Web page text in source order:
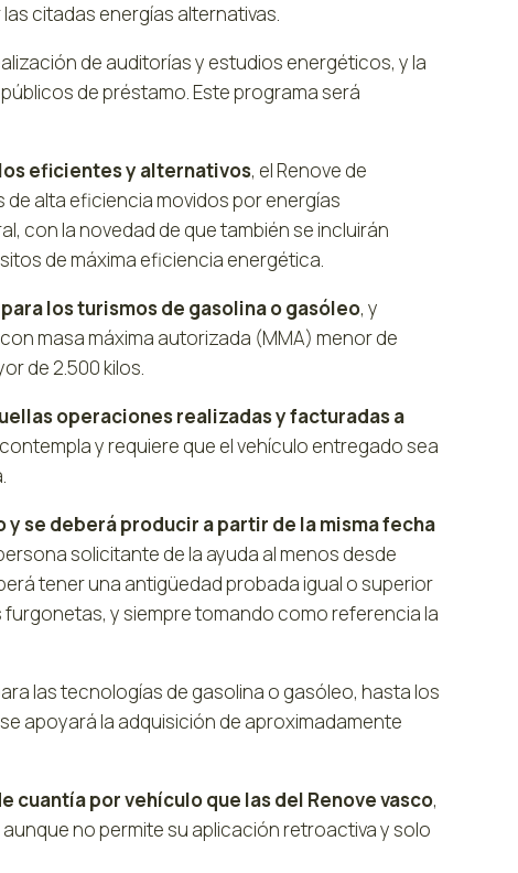
citadas energías alternativas.
de auditorías y estudios energéticos, y la
de préstamo. Este programa será
eficientes y alternativos, el Renove de
alta eficiencia movidos por energías
con la novedad de que también se incluirán
de máxima eficiencia energética.
los turismos de gasolina o gasóleo, y
masa máxima autorizada (MMA) menor de
de 2.500 kilos.
operaciones realizadas y facturadas a
y requiere que el vehículo entregado sea
se deberá producir a partir de la misma fecha
solicitante de la ayuda al menos desde
tener una antigüedad probada igual o superior
furgonetas, y siempre tomando como referencia la
las tecnologías de gasolina o gasóleo, hasta los
apoyará la adquisición de aproximadamente
cuantía por vehículo que las del Renove vasco,
no permite su aplicación retroactiva y solo